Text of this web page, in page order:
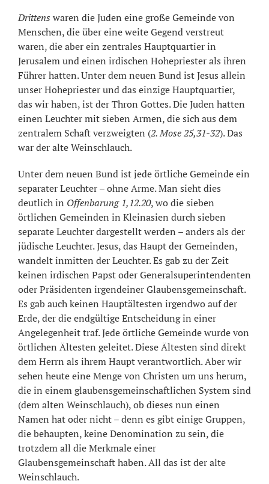
Drittens waren die Juden eine große Gemeinde von
Menschen, die über eine weite Gegend verstreut
waren, die aber ein zentrales Hauptquartier in
Jerusalem und einen irdischen Hohepriester als ihren
Führer hatten. Unter dem neuen Bund ist Jesus allein
unser Hohepriester und das einzige Hauptquartier,
das wir haben, ist der Thron Gottes. Die Juden hatten
einen Leuchter mit sieben Armen, die sich aus dem
zentralem Schaft verzweigten (2. Mose 25,31-32). Das
war der alte Weinschlauch.
Unter dem neuen Bund ist jede örtliche Gemeinde ein
separater Leuchter – ohne Arme. Man sieht dies
deutlich in Offenbarung 1,12.20, wo die sieben
örtlichen Gemeinden in Kleinasien durch sieben
separate Leuchter dargestellt werden – anders als der
jüdische Leuchter. Jesus, das Haupt der Gemeinden,
wandelt inmitten der Leuchter. Es gab zu der Zeit
keinen irdischen Papst oder Generalsuperintendenten
oder Präsidenten irgendeiner Glaubensgemeinschaft.
Es gab auch keinen Hauptältesten irgendwo auf der
Erde, der die endgültige Entscheidung in einer
Angelegenheit traf. Jede örtliche Gemeinde wurde von
örtlichen Ältesten geleitet. Diese Ältesten sind direkt
dem Herrn als ihrem Haupt verantwortlich. Aber wir
sehen heute eine Menge von Christen um uns herum,
die in einem glaubensgemeinschaftlichen System sind
(dem alten Weinschlauch), ob dieses nun einen
Namen hat oder nicht – denn es gibt einige Gruppen,
die behaupten, keine Denomination zu sein, die
trotzdem all die Merkmale einer
Glaubensgemeinschaft haben. All das ist der alte
Weinschlauch.